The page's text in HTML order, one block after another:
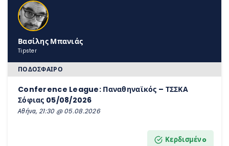
Βασίλης Μπανιάς
Tipster
ΠΟΔΌΣΦΑΙΡΟ
Conference League: Παναθηναϊκός – ΤΣΣΚΑ
Σόφιας 05/08/2026
Αθήνα, 21:30 @ 05.08.2026
Κερδισμένo